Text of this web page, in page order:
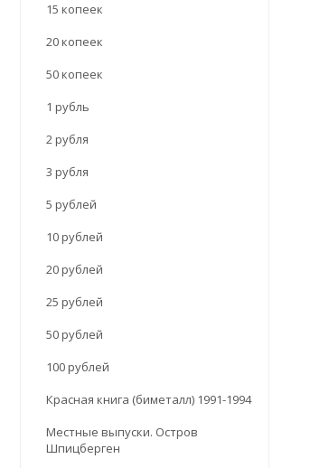
15 копеек
20 копеек
50 копеек
1 рубль
2 рубля
3 рубля
5 рублей
10 рублей
20 рублей
25 рублей
50 рублей
100 рублей
Красная книга (биметалл) 1991-1994
Местные выпуски. Остров
Шпицберген